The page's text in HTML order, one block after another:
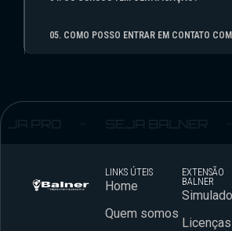
05. COMO POSSO ENTRAR EM CONTATO
PRO SEJA BALNER
LINKS ÚTEIS
Home
Quem somos
EXTENSÃO
BALNER
Licenças